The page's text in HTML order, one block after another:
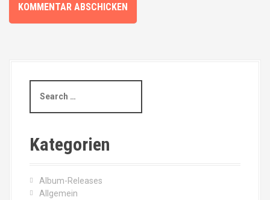
a
c
h
Kategorien
Album-Releases
Allgemein